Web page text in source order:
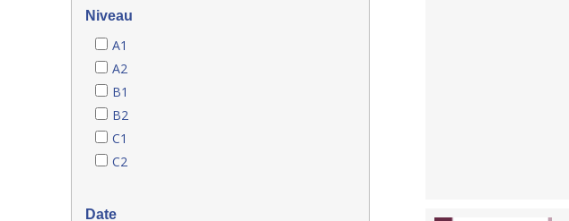
Niveau
A1
A2
B1
B2
C1
C2
Date